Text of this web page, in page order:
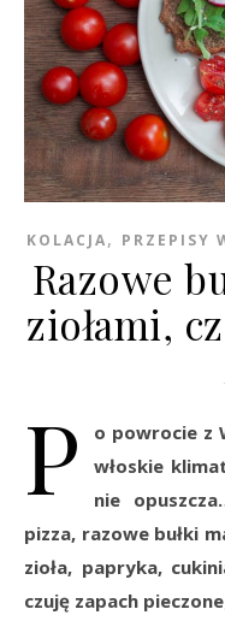
KOLACJA, PRZEPISY
Razowe
ziołami,
P
o powrocie z
włoskie
nie
pizza, razowe bułki
zioła, papryka,
czuję zapach